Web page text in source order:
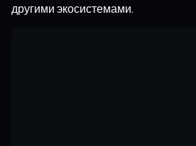
другими экосистемами.